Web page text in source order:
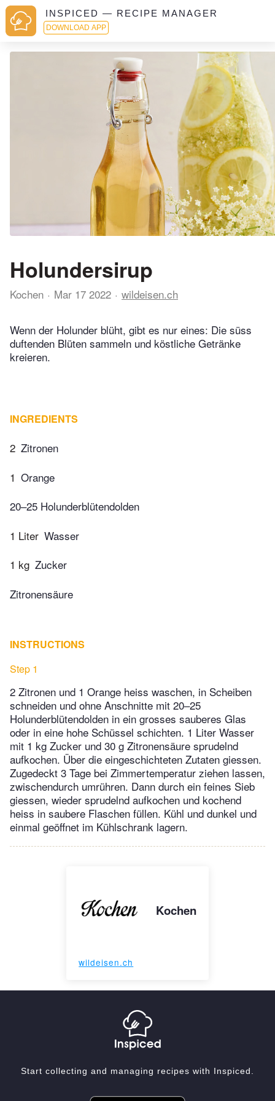
INSPICED — RECIPE MANAGER
DOWNLOAD APP
Holundersirup
Kochen Mar 17 2022 wildeisen.ch
Wenn der Holunder blüht, gibt es nur eines: Die süss
duftenden Blüten sammeln und köstliche Getränke
kreieren.
INGREDIENTS
2 Zitronen
1 Orange
20–25 Holunderblütendolden
1 Liter Wasser
1 kg Zucker
Zitronensäure
INSTRUCTIONS
Step 1
2 Zitronen und 1 Orange heiss waschen, in Scheiben
schneiden und ohne Anschnitte mit 20–25
Holunderblütendolden in ein grosses sauberes Glas
oder in eine hohe Schüssel schichten. 1 Liter Wasser
mit 1 kg Zucker und 30 g Zitronensäure sprudelnd
aufkochen. Über die eingeschichteten Zutaten giessen.
Zugedeckt 3 Tage bei Zimmertemperatur ziehen lassen,
zwischendurch umrühren. Dann durch ein feines Sieb
giessen, wieder sprudelnd aufkochen und kochend
heiss in saubere Flaschen füllen. Kühl und dunkel und
einmal geöffnet im Kühlschrank lagern.
Kochen
wildeisen.ch
Start collecting and managing recipes with Inspiced.